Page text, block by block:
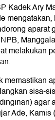
Kadek Ary
aparat
melakukan
memastikan
sisa-
agar
Ade, Kamis